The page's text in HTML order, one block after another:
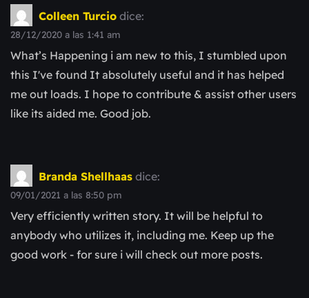
Colleen Turcio dice:
28/12/2020 a las 1:41 am
What’s Happening i am new to this, I stumbled upon
this I've found It absolutely useful and it has helped
me out loads. I hope to contribute & assist other users
like its aided me. Good job.
Branda Shellhaas dice:
09/01/2021 a las 8:50 pm
Very efficiently written story. It will be helpful to
anybody who utilizes it, including me. Keep up the
good work - for sure i will check out more posts.